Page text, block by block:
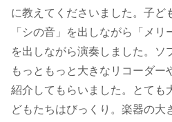
に教えてくださいました。子ど
「シの音」を出しながら「メ
を出しながら演奏しました。ソ
もっともっと大きなリコーダー
紹介してもらいました。とても
どもたちはびっくり。楽器の大